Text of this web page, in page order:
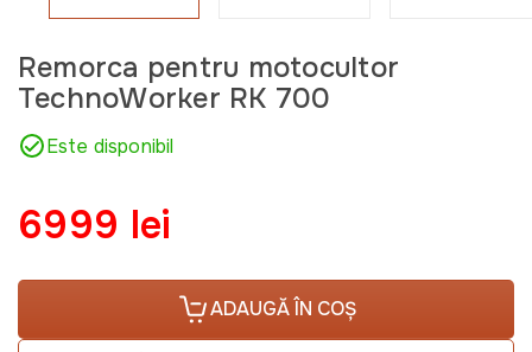
Remorca pentru motocultor
TechnoWorker RK 700
Este disponibil
6999 lei
ADAUGĂ ÎN COȘ